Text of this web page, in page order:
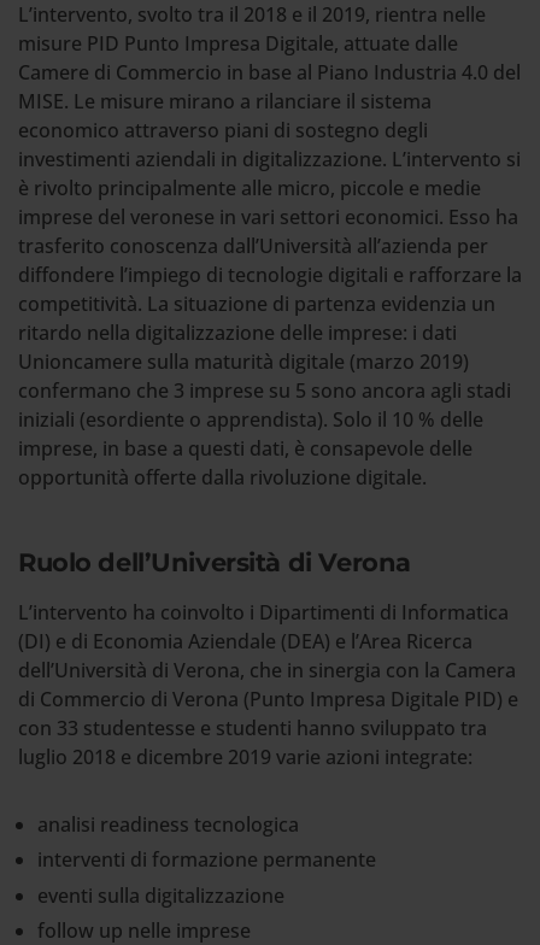
L’intervento, svolto tra il 2018 e il 2019, rientra nelle
misure PID Punto Impresa Digitale, attuate dalle
Camere di Commercio in base al Piano Industria 4.0 del
MISE. Le misure mirano a rilanciare il sistema
economico attraverso piani di sostegno degli
investimenti aziendali in digitalizzazione. L’intervento si
è rivolto principalmente alle micro, piccole e medie
imprese del veronese in vari settori economici. Esso ha
trasferito conoscenza dall’Università all’azienda per
diffondere l’impiego di tecnologie digitali e rafforzare la
competitività. La situazione di partenza evidenzia un
ritardo nella digitalizzazione delle imprese: i dati
Unioncamere sulla maturità digitale (marzo 2019)
confermano che 3 imprese su 5 sono ancora agli stadi
iniziali (esordiente o apprendista). Solo il 10 % delle
imprese, in base a questi dati, è consapevole delle
opportunità offerte dalla rivoluzione digitale.
Ruolo dell’Università di Verona
L’intervento ha coinvolto i Dipartimenti di Informatica
(DI) e di Economia Aziendale (DEA) e l’Area Ricerca
dell’Università di Verona, che in sinergia con la Camera
di Commercio di Verona (Punto Impresa Digitale PID) e
con 33 studentesse e studenti hanno sviluppato tra
luglio 2018 e dicembre 2019 varie azioni integrate:
analisi readiness tecnologica
interventi di formazione permanente
eventi sulla digitalizzazione
follow up nelle imprese